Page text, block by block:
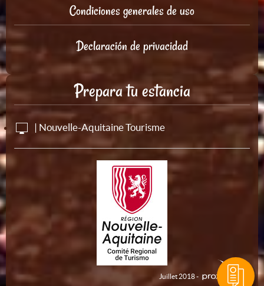
Condiciones generales de uso
Declaración de privacidad
Prepara tu estancia
| Nouvelle-Aquitaine Tourisme
Juillet 2018 -